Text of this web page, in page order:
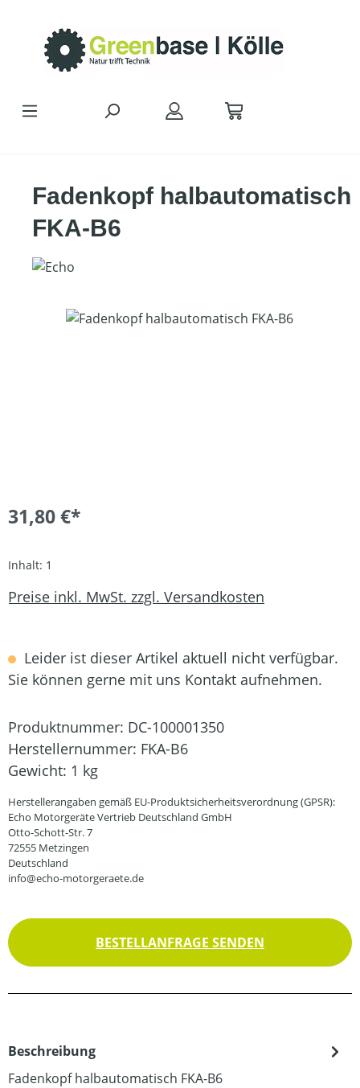
Fadenkopf halbautomatisch
FKA-B6
Bildergalerie überspringen
31,80 €*
Inhalt: 1
Preise inkl. MwSt. zzgl. Versandkosten
Leider ist dieser Artikel aktuell nicht verfügbar.
Sie können gerne mit uns Kontakt aufnehmen.
Produktnummer: DC-100001350
Herstellernummer: FKA-B6
Gewicht: 1 kg
Herstellerangaben gemäß EU-Produktsicherheitsverordnung (GPSR):
Echo Motorgeräte Vertrieb Deutschland GmbH
Otto-Schott-Str. 7
72555 Metzingen
Deutschland
info@echo-motorgeraete.de
BESTELLANFRAGE SENDEN
Beschreibung
Fadenkopf halbautomatisch FKA-B6